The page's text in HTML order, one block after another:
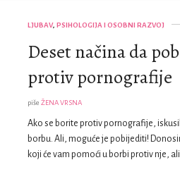
LJUBAV, PSIHOLOGIJA I OSOBNI RAZVOJ
Deset načina da
protiv pornografije
piše ŽENA VRSNA
Ako se borite protiv pornografije,
borbu. Ali, moguće je pobijediti!
koji će vam pomoći u borbi protiv nje,